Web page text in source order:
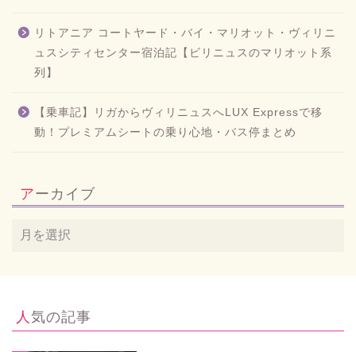
リトアニア コートヤード・バイ・マリオット・ヴィリニ
ュスシティセンター宿泊記【ビリニュスのマリオット系
列】
【乗車記】リガからヴィリニュスへLUX Expressで移
動！プレミアムシートの乗り心地・バス停まとめ
アーカイブ
人気の記事